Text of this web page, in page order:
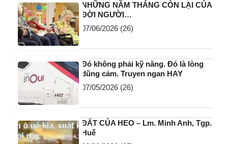
NHỮNG NĂM THÁNG CÒN LẠI CỦA
ĐỜI NGƯỜI…
07/06/2026 (26)
Đó không phải kỹ năng. Đó là lòng
dũng cảm. Truyen ngan HAY
07/05/2026 (26)
ĐẤT CỦA HEO – Lm. Minh Anh, Tgp.
Huế